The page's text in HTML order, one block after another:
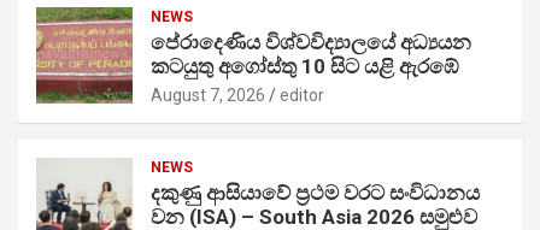
NEWS
පේරාදෙණිය විශ්වවිද්‍යාලයේ අධ්‍යයන
කටයුතු අගෝස්තු 10 සිට යළි ඇරඹේ
August 7, 2026 editor
NEWS
දකුණු ආසියාවේ ප්‍රථම වරට සංවිධානය
වන (ISA) – South Asia 2026 සමුළුව